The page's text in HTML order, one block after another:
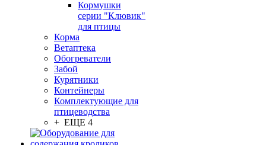
Кормушки
серии "Клювик"
для птицы
Корма
Ветаптека
Обогреватели
Забой
Курятники
Контейнеры
Комплектующие для
птицеводства
+ ЕЩЕ 4